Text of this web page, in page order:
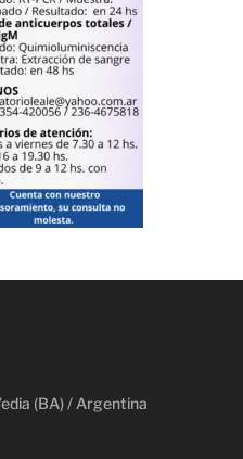
(BA) / Argentina